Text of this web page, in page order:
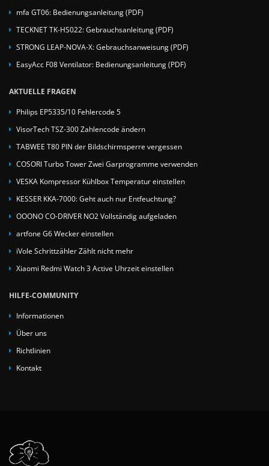
mfa GT06: Bedienungsanleitung (PDF)
TECKNET TK-HS022: Gebrauchsanleitung (PDF)
STRONG LEAP-NOVA-X: Gebrauchsanweisung (PDF)
EasyAcc F08 Ventilator: Bedienungsanleitung (PDF)
AKTUELLE FRAGEN
Philips EP5335/10 Fehlercode 5
VisorTech TSZ-300 Zahlencode ändern
TABWEE T80 PIN der Bildschirmsperre vergessen
COSORI Turbo Tower Zwei Garprogramme verwenden
VESKA Kompressor Kühlbox Temperatur einstellen
KESSER KKA-7000: Geht auch nur Entfeuchtung?
OOONO CO-DRIVER NO2 Vollständig aufgeladen
artfone G6 Wecker einstellen
iVole Schrittzähler Zählt nicht mehr
Xiaomi Redmi Watch 3 Active Uhrzeit einstellen
HILFE-COMMUNITY
Informationen
Über uns
Richtlinien
Kontakt